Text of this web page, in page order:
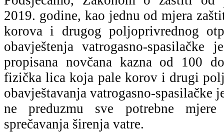
2019. godine, kao jednu od mjera
korova i drugog poljoprivrednog
obavještenja vatrogasno-spasilačke
propisana novčana kazna od 100
fizička lica koja pale korov i drugi
obavještavanja vatrogasno-spasilačke
ne preduzmu sve potrebne
sprečavanja širenja vatre.